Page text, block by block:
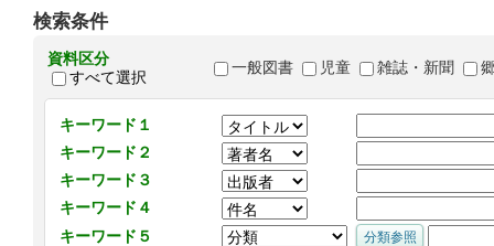
検索条件
資料区分
すべて選択
一般図書 児童 雑誌・新聞
キーワード１
キーワード２
キーワード３
キーワード４
キーワード５